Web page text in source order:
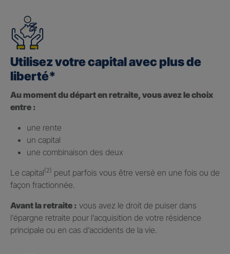
Utilisez votre capital avec plus de
liberté*
Au moment du départ en retraite, vous avez le choix
entre :
une rente
un capital
une combinaison des deux
Le capital(2) peut parfois vous être versé en une fois ou de
façon fractionnée.
Avant la retraite : vous avez le droit de puiser dans
l’épargne retraite pour l’acquisition de votre résidence
principale ou en cas d’accidents de la vie.